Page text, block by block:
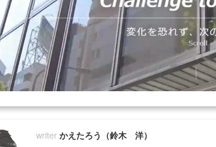
かえたろう（鈴木 洋）